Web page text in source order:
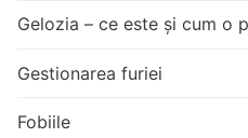
Gelozia – ce este și cum o
Gestionarea furiei
Fobiile